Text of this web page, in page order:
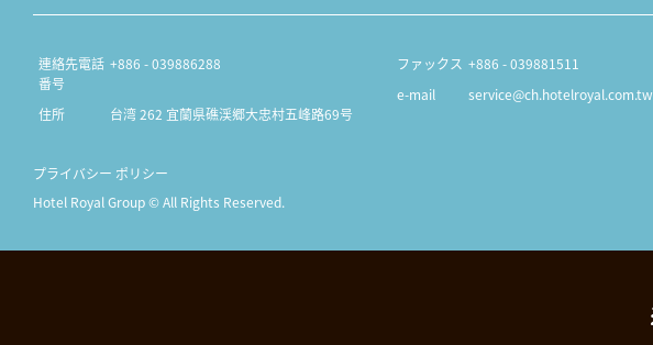
連絡先電話
番号
+886 - 039886288
住所 台湾 262 宜蘭県礁渓郷大忠村五峰路69号
ファックス +886 - 039881511
e-mail
service@ch.hotelroyal.com.tw
プライバシー ポリシー
Hotel Royal Group © All Rights Reserved.